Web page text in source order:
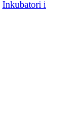
Inkubatori i